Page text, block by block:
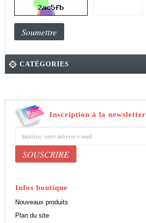
Soumettre
CATÉGORIES
Inscription à la newsletter
Infos boutique
Nouveaux produits
Plan du site